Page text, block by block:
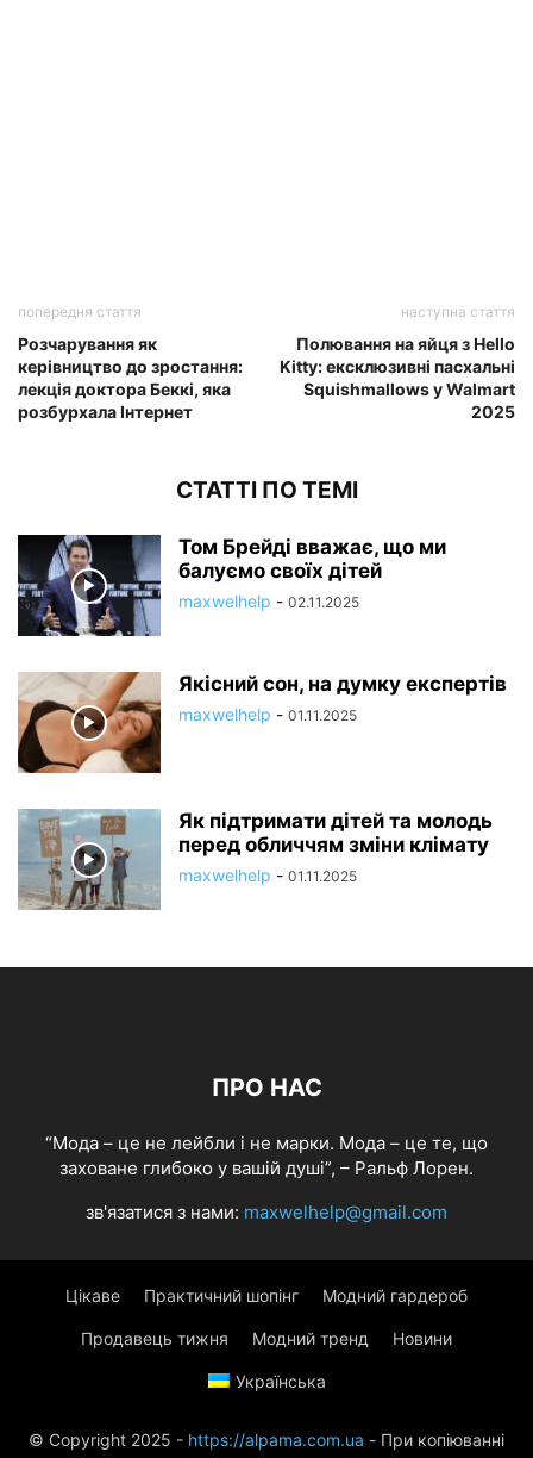
попередня стаття
Розчарування як
керівництво до зростання:
лекція доктора Беккі, яка
розбурхала Інтернет
наступна стаття
Полювання на яйця з Hello
Kitty: ексклюзивні пасхальні
Squishmallows у Walmart
2025
СТАТТІ ПО ТЕМІ
Том Брейді вважає, що ми
балуємо своїх дітей
maxwelhelp - 02.11.2025
Якісний сон, на думку експертів
maxwelhelp - 01.11.2025
Як підтримати дітей та молодь
перед обличчям зміни клімату
maxwelhelp - 01.11.2025
ПРО НАС
“Мода – це не лейбли і не марки. Мода – це те, що
заховане глибоко у вашій душі”, – Ральф Лорен.
зв'язатися з нами: maxwelhelp@gmail.com
Цікаве Практичний шопінг Модний гардероб
Продавець тижня Модний тренд Новини
Українська
© Copyright 2025 - https://alpama.com.ua - При копіюванні